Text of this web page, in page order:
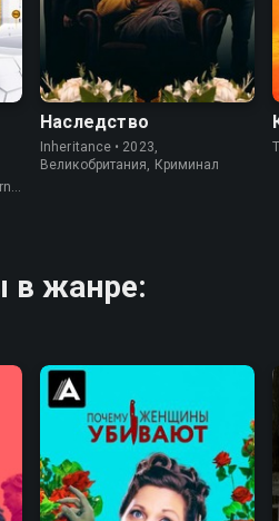
•
6.6
Наследство
Inheritance • 2023,
Великобритания, Криминал
в жанре: